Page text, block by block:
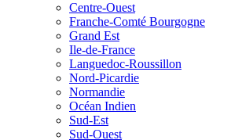
Centre-Ouest
Franche-Comté Bourgogne
Grand Est
Ile-de-France
Languedoc-Roussillon
Nord-Picardie
Normandie
Océan Indien
Sud-Est
Sud-Ouest